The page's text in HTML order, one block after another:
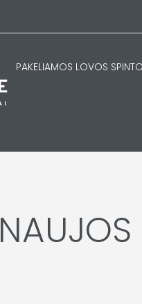
PAKELIAMOS LOVOS
NAUJOS